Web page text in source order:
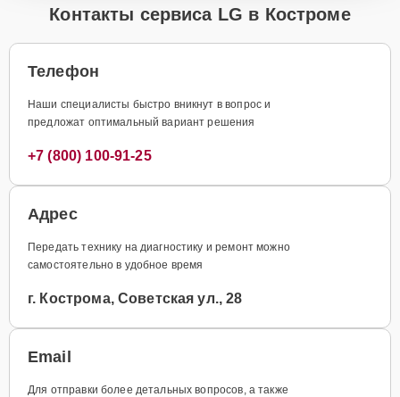
Контакты сервиса LG в Костроме
Телефон
Наши специалисты быстро вникнут в вопрос и
предложат оптимальный вариант решения
+7 (800) 100-91-25
Адрес
Передать технику на диагностику и ремонт можно
самостоятельно в удобное время
г. Кострома, Советская ул., 28
Email
Для отправки более детальных вопросов, а также